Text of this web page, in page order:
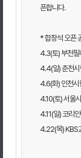
픈합니다.
* 합창석 오픈
4.3(토) 부천
4.4(일) 춘천
4.6(화) 인천시
4.10(토) 서울
4.11(일) 코리
4.22(목) KBS